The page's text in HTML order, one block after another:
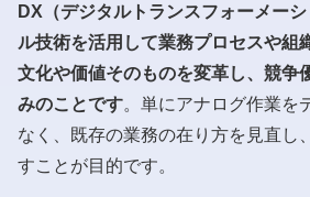
DX（デジタルトランスフォーメー
ル技術を活用して業務プロセスや組
文化や価値そのものを変革し、競争
みのことです。単にアナログ作業を
なく、既存の業務の在り方を見直し
すことが目的です。